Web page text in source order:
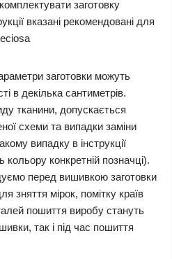
заготовку
вказані рекомендовані для
заготовки можуть
в декілька сантиметрів.
тканини, допускається
схеми та випадки заміни
випадку в інструкції
кольору конкретній позначці).
перед вишивкою заготовки
зняття мірок, помітку країв
пошиття виробу стануть
так і під час пошиття